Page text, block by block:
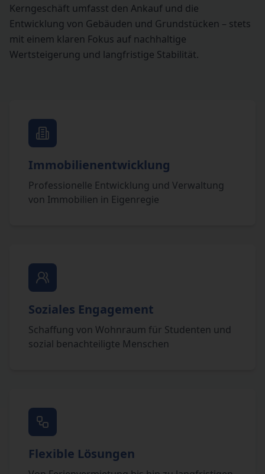
Kerngeschäft umfasst den Ankauf und die
Entwicklung von Gebäuden und Grundstücken – stets
mit einem klaren Fokus auf nachhaltige
Wertsteigerung und langfristige Stabilität.
Immobilienentwicklung
Professionelle Entwicklung und Verwaltung
von Immobilien in Eigenregie
Soziales Engagement
Schaffung von Wohnraum für Studenten und
sozial benachteiligte Menschen
Flexible Lösungen